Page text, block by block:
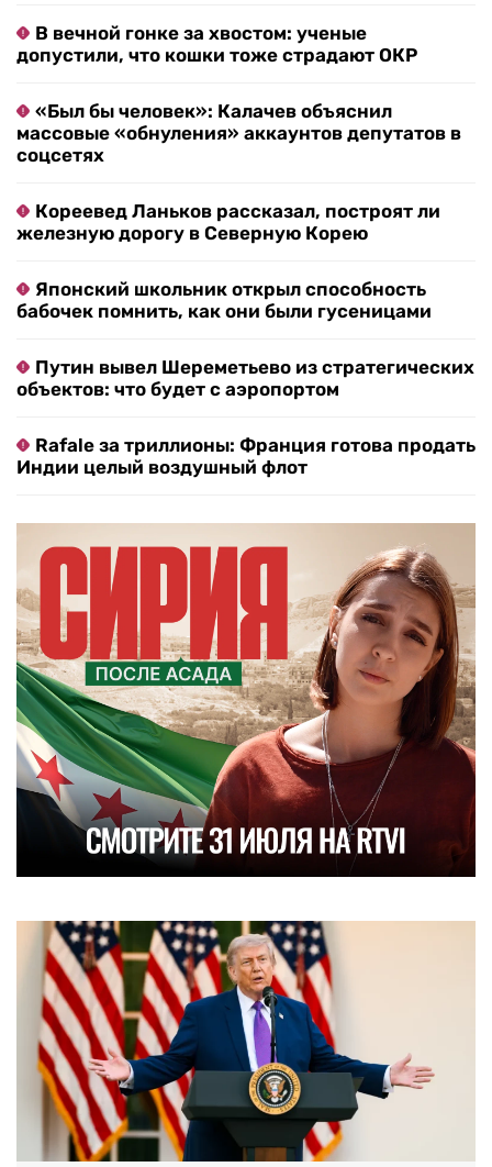
В вечной гонке за хвостом: ученые
допустили, что кошки тоже страдают ОКР
«Был бы человек»: Калачев объяснил
массовые «обнуления» аккаунтов депутатов в
соцсетях
Кореевед Ланьков рассказал, построят ли
железную дорогу в Северную Корею
Японский школьник открыл способность
бабочек помнить, как они были гусеницами
Путин вывел Шереметьево из стратегических
объектов: что будет с аэропортом
Rafale за триллионы: Франция готова продать
Индии целый воздушный флот